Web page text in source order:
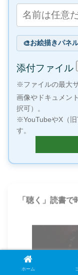
🎨お絵描きパネ
添付ファイル
※ファイルの最大
画像やドキュメン
択可）。
※YouTubeやX（
す。
「聴く」読書
ホーム